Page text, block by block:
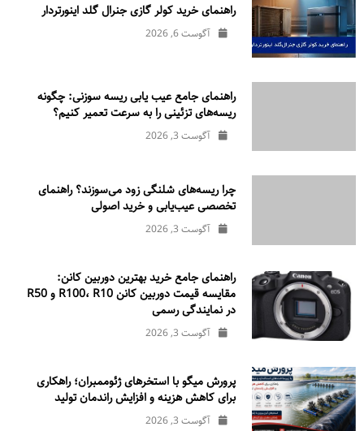
راهنمای خرید کولر گازی جنرال‌ گلد اینورتر‌دار
آگوست 6, 2026
راهنمای جامع عیب یابی ریسه سوزنی: چگونه
ریسه‌های تزئینی را به سرعت تعمیر کنیم؟
آگوست 3, 2026
چرا ریسه‌های شلنگی زود می‌سوزند؟ راهنمای
تخصصی عیب‌یابی و خرید اصولی
آگوست 3, 2026
راهنمای جامع خرید بهترین دوربین کانن:
مقایسه قیمت دوربین کانن R100، R10 و R50
در نمایندگی رسمی
آگوست 3, 2026
پرورش میگو با استخرهای ژئوممبران؛ راهکاری
برای کاهش هزینه و افزایش راندمان تولید
آگوست 3, 2026